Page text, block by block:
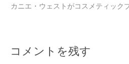
カニエ・ウェストがコスメティック
コメントを残す